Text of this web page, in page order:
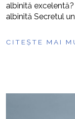
albinită
albinită Secretul
CITEȘTE MAI